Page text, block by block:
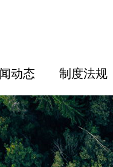
动态 制度法规